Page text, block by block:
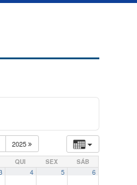
2025
QUI SEX SÁB
4 5 6